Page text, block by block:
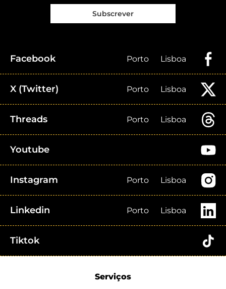
Subscrever
Facebook Porto Lisboa
X (Twitter) Porto Lisboa
Threads Porto Lisboa
Youtube
Instagram Porto Lisboa
Linkedin Porto Lisboa
Tiktok
Serviços